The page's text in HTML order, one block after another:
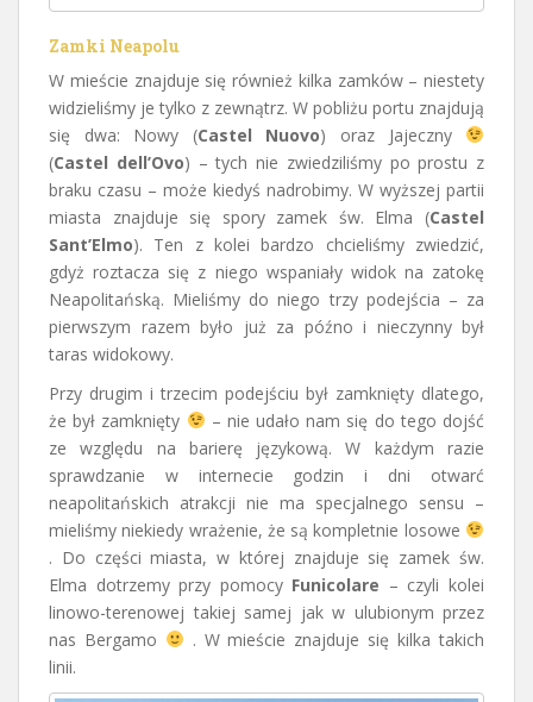
Zamki Neapolu
W mieście znajduje się również kilka zamków – niestety
widzieliśmy je tylko z zewnątrz. W pobliżu portu znajdują
się dwa: Nowy (Castel Nuovo) oraz Jajeczny
(Castel dell’Ovo) – tych nie zwiedziliśmy po prostu z
braku czasu – może kiedyś nadrobimy. W wyższej partii
miasta znajduje się spory zamek św. Elma (Castel
Sant’Elmo). Ten z kolei bardzo chcieliśmy zwiedzić,
gdyż roztacza się z niego wspaniały widok na zatokę
Neapolitańską. Mieliśmy do niego trzy podejścia – za
pierwszym razem było już za późno i nieczynny był
taras widokowy.
Przy drugim i trzecim podejściu był zamknięty dlatego,
że był zamknięty
– nie udało nam się do tego dojść
ze względu na barierę językową. W każdym razie
sprawdzanie w internecie godzin i dni otwarć
neapolitańskich atrakcji nie ma specjalnego sensu –
mieliśmy niekiedy wrażenie, że są kompletnie losowe
. Do części miasta, w której znajduje się zamek św.
Elma dotrzemy przy pomocy Funicolare – czyli kolei
linowo-terenowej takiej samej jak w ulubionym przez
nas Bergamo
. W mieście znajduje się kilka takich
linii.